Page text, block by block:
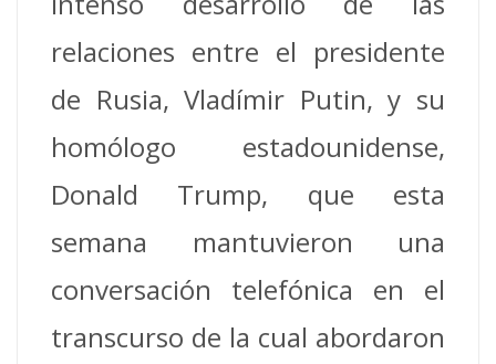
relaciones entre el presidente
de Rusia, Vladímir Putin, y su
homólogo estadounidense,
Donald Trump, que esta
semana mantuvieron una
conversación telefónica en el
transcurso de la cual abordaron